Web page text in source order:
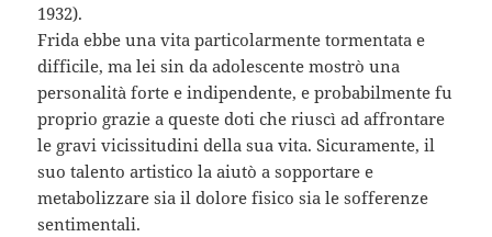
1932).
Frida ebbe una vita particolarmente tormentata e
difficile, ma lei sin da adolescente mostrò una
personalità forte e indipendente, e probabilmente fu
proprio grazie a queste doti che riuscì ad affrontare
le gravi vicissitudini della sua vita. Sicuramente, il
suo talento artistico la aiutò a sopportare e
metabolizzare sia il dolore fisico sia le sofferenze
sentimentali.